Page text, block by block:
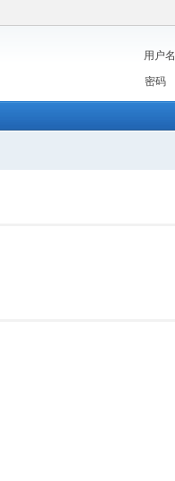
用户名
密码